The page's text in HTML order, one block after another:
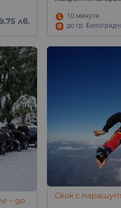
лв.
10 минути
до гр.
– до
Скок с